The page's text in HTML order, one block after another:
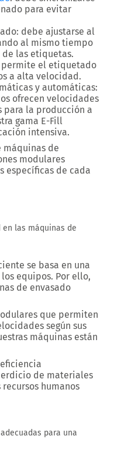
para evitar
: debe ajustarse al
al mismo tiempo
las etiquetas.
permite el etiquetado
a alta velocidad.
y automáticas:
ofrecen velocidades
para la producción a
gama E-Fill
intensiva.
máquinas de
modulares
específicas de cada
las máquinas de
se basa en una
equipos. Por ello,
de envasado
que permiten
según sus
máquinas están
de materiales
humanos
para una